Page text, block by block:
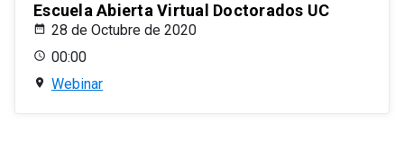
Escuela Abierta Virtual Doctorados UC
28 de Octubre de 2020
00:00
Webinar